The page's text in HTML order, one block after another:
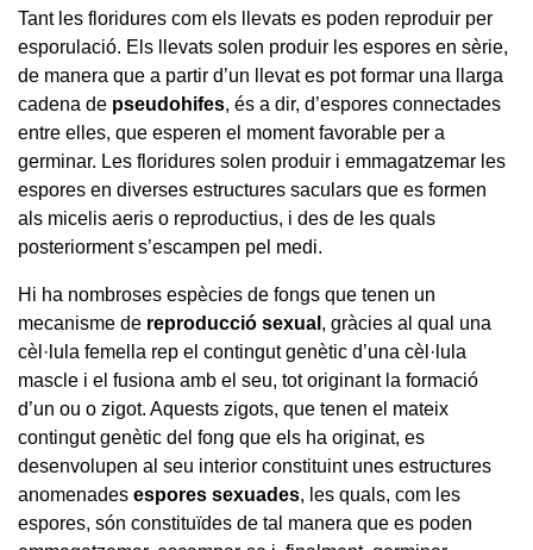
Tant les floridures com els llevats es poden reproduir per
esporulació. Els llevats solen produir les espores en sèrie,
de manera que a partir d’un llevat es pot formar una llarga
cadena de pseudohifes, és a dir, d’espores connectades
entre elles, que esperen el moment favorable per a
germinar. Les floridures solen produir i emmagatzemar les
espores en diverses estructures saculars que es formen
als micelis aeris o reproductius, i des de les quals
posteriorment s’escampen pel medi.
Hi ha nombroses espècies de fongs que tenen un
mecanisme de reproducció sexual , gràcies al qual una
cèl·lula femella rep el contingut genètic d’una cèl·lula
mascle i el fusiona amb el seu, tot originant la formació
d’un ou o zigot. Aquests zigots, que tenen el mateix
contingut genètic del fong que els ha originat, es
desenvolupen al seu interior constituint unes estructures
anomenades espores sexuades, les quals, com les
espores, són constituïdes de tal manera que es poden